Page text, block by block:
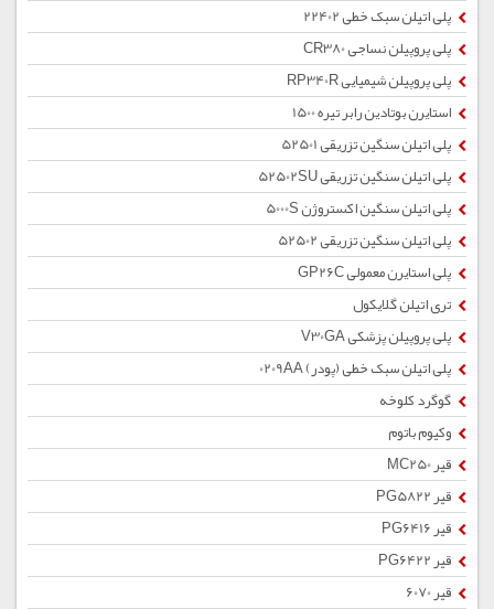
پلی اتیلن سبک خطی 22402
پلی پروپیلن نساجی CR380
پلی پروپیلن شیمیایی RP340R
استایرن بوتادین رابر تیره 1500
پلی اتیلن سنگین تزریقی 52501
پلی اتیلن سنگین تزریقی 52502SU
پلی اتیلن سنگین اکستروژن 5000S
پلی اتیلن سنگین تزریقی 52502
پلی استایرن معمولی GP26C
تری اتیلن گلایکول
پلی پروپیلن پزشکی V30GA
پلی اتیلن سبک خطی (پودر) 0209AA
گوگرد کلوخه
وکیوم باتوم
قیر MC250
قیر PG5822
قیر PG6416
قیر PG6422
قیر 6070